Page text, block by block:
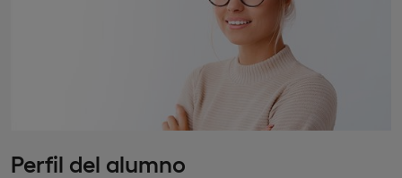
Perfil del alumno